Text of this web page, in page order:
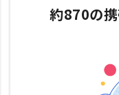
約870の